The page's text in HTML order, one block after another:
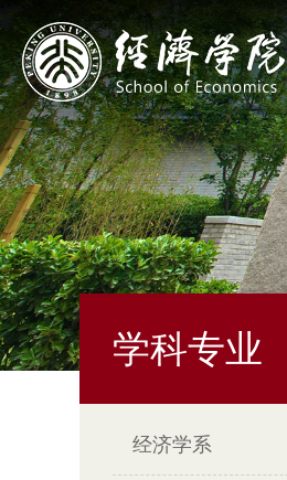
学科专业
经济学系